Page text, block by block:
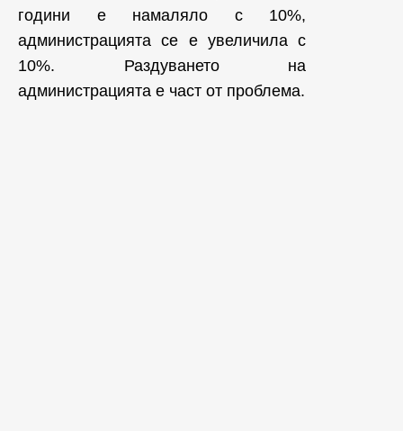
години е намаляло с 10%,
администрацията се е увеличила с
10%. Раздуването на
администрацията е част от проблема.